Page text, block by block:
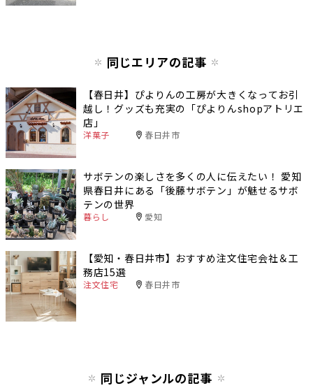
同じエリアの記事
【春日井】ぴよりんの工房が大きくなってお引
越し！グッズも充実の「ぴよりんshopアトリエ
店」
洋菓子 春日井市
サボテンの楽しさを多くの人に伝えたい！ 愛知
県春日井にある「後藤サボテン」が魅せるサボ
テンの世界
暮らし 愛知
【愛知・春日井市】おすすめ注文住宅会社＆工
務店15選
注文住宅 春日井市
同じジャンルの記事